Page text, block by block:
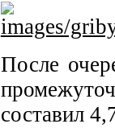
После
составил